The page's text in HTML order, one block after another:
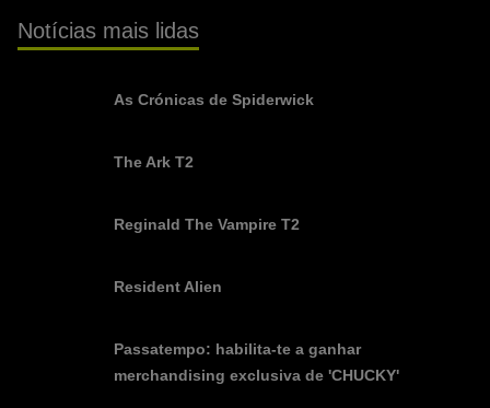
Notícias mais lidas
As Crónicas de Spiderwick
The Ark T2
Reginald The Vampire T2
Resident Alien
Passatempo: habilita-te a ganhar
merchandising exclusiva de 'CHUCKY'